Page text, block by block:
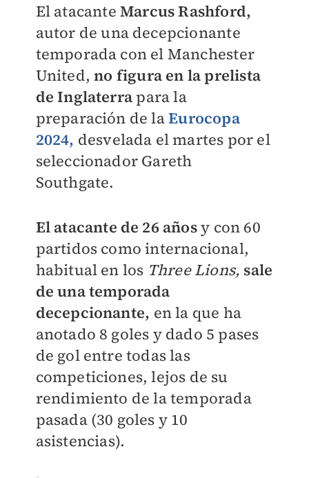
El atacante Marcus Rashford,
autor de una decepcionante
temporada con el Manchester
United,no figura en la prelista
de Inglaterra para la
preparación de laEurocopa
2024, desvelada el martes por el
seleccionador Gareth
Southgate.
El atacante de 26 añosy con 60
partidos como internacional,
habitual en los Three Lions, sale
de una temporada
decepcionante, en la que ha
anotado 8 goles y dado 5 pases
de gol entre todas las
competiciones, lejos de su
rendimiento de la temporada
pasada (30 goles y 10
asistencias).